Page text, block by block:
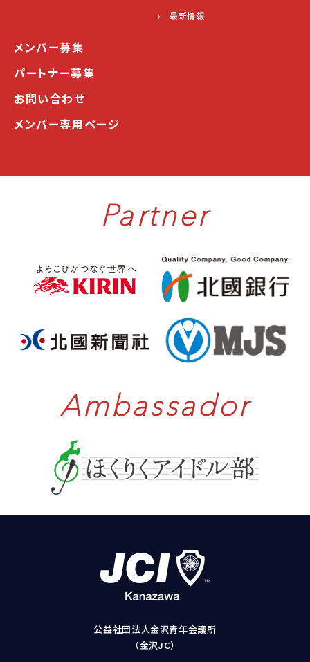
› 最新情報
メンバー募集
パートナー募集
お問い合わせ
メンバー専用ページ
Partner
Ambassador
公益社団法人金沢青年会議所
（金沢JC）